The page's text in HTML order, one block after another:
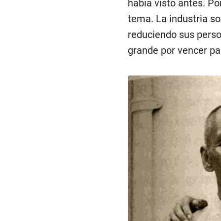
había visto antes.
tema. La industria
reduciendo sus
grande por vencer